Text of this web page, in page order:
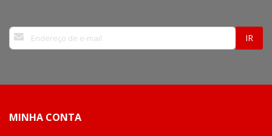
Inscreva-
se
na
IR
MINHA CONTA